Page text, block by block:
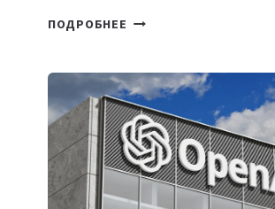
ПОДРОБНЕЕ
ПРИОРИТЕТНЫЕ
ЗАДАЧИ
ПО
РАЗВИТИЮ
ЭКОСИСТЕМЫ
ИСКУССТВЕННОГО